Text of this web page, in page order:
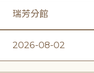
瑞芳分館
2026-08-02